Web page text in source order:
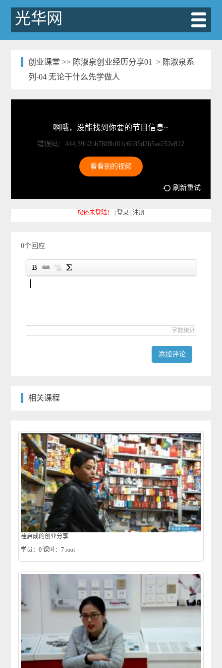
光华网
创业课堂 >> 陈淑泉创业经历分享01
> 陈淑泉系
列-04 无论干什么先学做人
啊哦，没能找到你要的节目信息~
错误码：444,39b2bb78f8bf01c6b39d2b5ae252e812
看看别的视频
刷新重试
您还未登陆！ 登录| 注册
0个回应
字数统计
添加评论
相关课程
桂启成的创业分享
学员：0 课时：7 root